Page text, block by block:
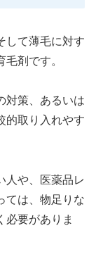
して薄毛に対す
剤です。
対策、あるいは
的取り入れやす
人や、医薬品レ
ては、物足りな
必要がありま